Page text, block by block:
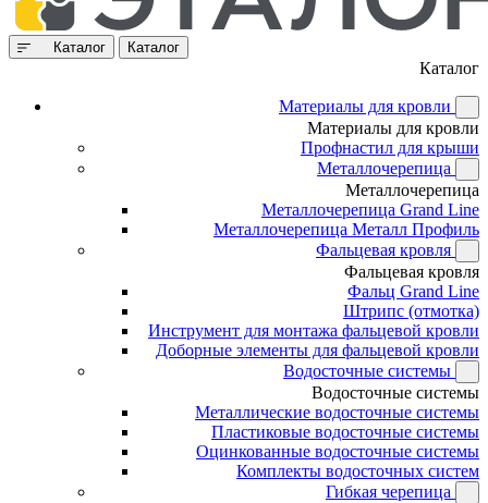
Каталог Каталог
Каталог
Материалы для кровли
Материалы для кровли
Профнастил для крыши
Металлочерепица
Металлочерепица
Металлочерепица Grand Line
Металлочерепица Металл Профиль
Фальцевая кровля
Фальцевая кровля
Фальц Grand Line
Штрипс (отмотка)
Инструмент для монтажа фальцевой кровли
Доборные элементы для фальцевой кровли
Водосточные системы
Водосточные системы
Металлические водосточные системы
Пластиковые водосточные системы
Оцинкованные водосточные системы
Комплекты водосточных систем
Гибкая черепица